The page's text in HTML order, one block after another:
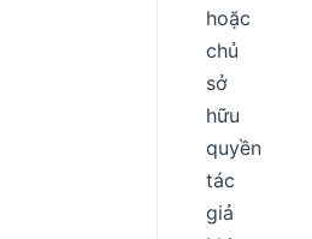
hoặc
chủ
sở
hữu
quyền
tác
giả